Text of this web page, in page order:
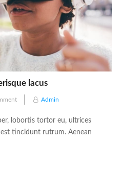
lacus
Admin
lobortis tortor eu, ultrices
tincidunt rutrum. Aenean